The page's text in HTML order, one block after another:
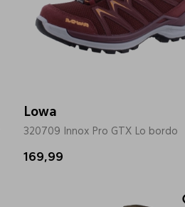
Lowa
320709 Innox Pro GTX Lo bordo
169,99